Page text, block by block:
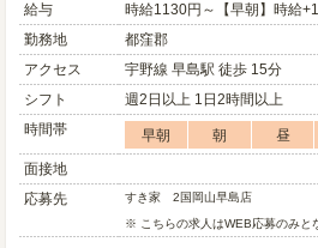
給与
時給1130円～【早朝】時給
勤務地
都窪郡
アクセス
宇野線 早島駅 徒歩 15分
シフト
週2日以上 1日2時間以上
時間帯
早朝 朝 昼
面接地
応募先
すき家 2国岡山早島店
※ こちらの求人はWEB応募のみと